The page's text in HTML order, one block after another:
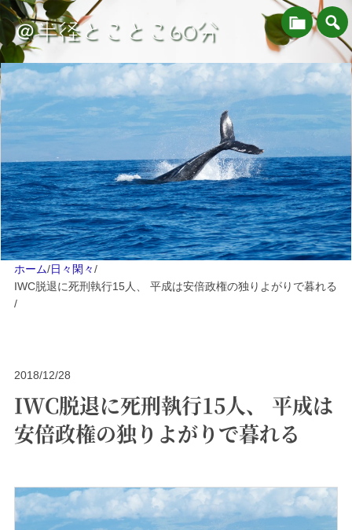
＠半径とことこ60分
ホーム/日々閑々/
IWC脱退に死刑執行15人、 平成は安倍政権の独りよがりで暮れる
/
2018/12/28
IWC脱退に死刑執行15人、 平成は
安倍政権の独りよがりで暮れる